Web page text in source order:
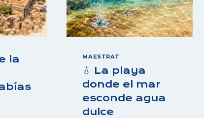
la
MAESTRAT
💧 La playa
donde el mar
esconde agua
dulce